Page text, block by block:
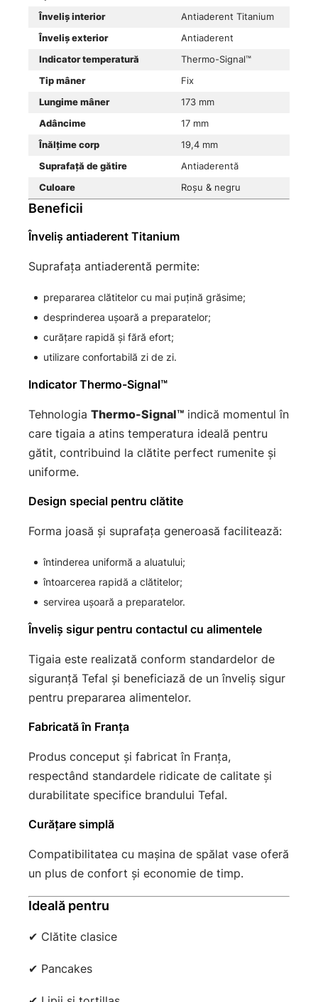
Înveliș interior
Antiaderent Titanium
Înveliș exterior
Antiaderent
Indicator temperatură
Thermo-Signal™
Tip mâner
Fix
Lungime mâner
173 mm
Adâncime
17 mm
Înălțime corp
19,4 mm
Suprafață de gătire
Antiaderentă
Culoare
Roșu & negru
Beneficii
Înveliș antiaderent Titanium
Suprafața antiaderentă permite:
prepararea clătitelor cu mai puțină grăsime;
desprinderea ușoară a preparatelor;
curățare rapidă și fără efort;
utilizare confortabilă zi de zi.
Indicator Thermo-Signal™
Tehnologia Thermo-Signal™ indică momentul în
care tigaia a atins temperatura ideală pentru
gătit, contribuind la clătite perfect rumenite și
uniforme.
Design special pentru clătite
Forma joasă și suprafața generoasă facilitează:
întinderea uniformă a aluatului;
întoarcerea rapidă a clătitelor;
servirea ușoară a preparatelor.
Înveliș sigur pentru contactul cu alimentele
Tigaia este realizată conform standardelor de
siguranță Tefal și beneficiază de un înveliș sigur
pentru prepararea alimentelor.
Fabricată în Franța
Produs conceput și fabricat în Franța,
respectând standardele ridicate de calitate și
durabilitate specifice brandului Tefal.
Curățare simplă
Compatibilitatea cu mașina de spălat vase oferă
un plus de confort și economie de timp.
Ideală pentru
✔ Clătite clasice
✔ Pancakes